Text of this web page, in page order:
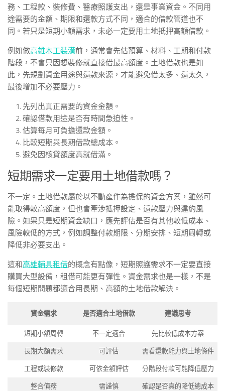
務、工程款、裝修費、醫療照護支出，還是事業資金。不同用
途需要的金額、期限和還款方式不同，適合的借款管道也不
同。若只是短期小額需求，未必一定要用土地抵押高額借款。
例如做高雄木工裝潢前，通常會先估預算、材料、工期和付款
階段，不會只因想裝修就直接借最高額度。土地借款也是如
此，先規劃資金用途與還款來源，才能避免借太多、還太久，
最後增加不必要壓力。
先列出真正需要的資金金額。
確認借款用途是否有時間急迫性。
估算每月可負擔還款金額。
比較短期與長期借款總成本。
避免因核貸額度高就借滿。
短期需求一定要用土地借款嗎？
不一定。土地借款屬於以不動產作為擔保的資金方案，雖然可
能取得較高額度，但也會牽涉抵押設定、還款壓力與違約風
險。如果只是短期資金缺口，應先評估是否有其他較低成本、
風險較低的方式，例如調整付款期限、分期安排、短期周轉或
降低非必要支出。
這和高雄輔具租借的概念有點像，短期照護需求不一定要直接
購買大型設備，租借可能更有彈性。資金需求也是一樣，不是
每個短期問題都適合用長期、高額的土地借款解決。
資金需求 是否適合土地借款 建議思考
短期小額周轉 不一定適合 先比較低成本方案
長期大額需求 可評估 需看還款能力與土地條件
工程或裝修款 可依金額評估 分階段付款可能降低壓力
整合債務 需謹慎 確認是否真的降低總成本